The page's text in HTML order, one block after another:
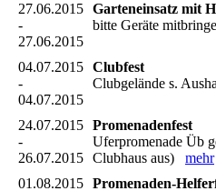
27.06.2015
-
27.06.2015
Garteneinsatz mit
bitte Geräte
04.07.2015
-
04.07.2015
Clubfest
Clubgelände s.
24.07.2015
-
26.07.2015
Promenadenfest
Uferpromenade Üb
Clubhaus aus) mehr
01.08.2015 Promenaden-